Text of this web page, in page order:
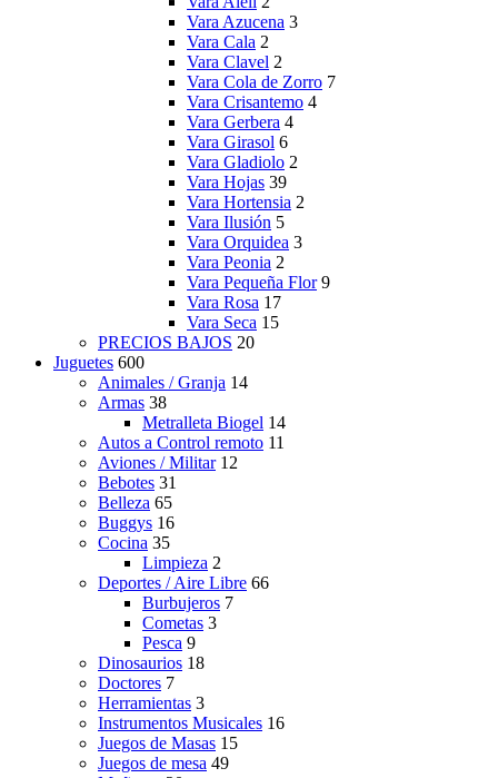
Vara Azucena 3
Vara Cala 2
Vara Clavel 2
Vara Cola de Zorro 7
Vara Crisantemo 4
Vara Gerbera 4
Vara Girasol 6
Vara Gladiolo 2
Vara Hojas 39
Vara Hortensia 2
Vara Ilusión 5
Vara Orquidea 3
Vara Peonia 2
Vara Pequeña Flor 9
Vara Rosa 17
Vara Seca 15
PRECIOS BAJOS 20
Juguetes 600
Animales / Granja 14
Armas 38
Metralleta Biogel 14
Autos a Control remoto 11
Aviones / Militar 12
Bebotes 31
Belleza 65
Buggys 16
Cocina 35
Limpieza 2
Deportes / Aire Libre 66
Burbujeros 7
Cometas 3
Pesca 9
Dinosaurios 18
Doctores 7
Herramientas 3
Instrumentos Musicales 16
Juegos de Masas 15
Juegos de mesa 49